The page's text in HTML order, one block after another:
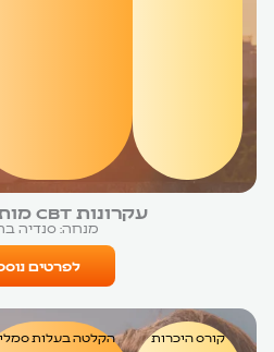
עקרונות CBT מותאם למצב
מנחה: סנדיה
לפרטים
קורס היכרות הקלטה בעלות